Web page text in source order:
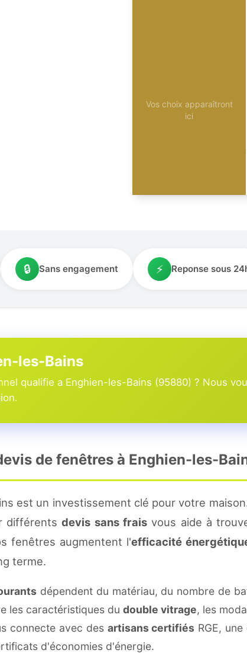
Vos choix apparaîtront
ici
🔒 Sans engagement ⚡ Reponse sous
les-Bains
qualifie a Enghien-les-Bains (95880) ? Nous
de fenêtres à Enghien-les-
est un investissement clé pour votre
différentsdevis sans frais vous aide à
fenêtres augmentent l'efficacité
terme.
dépendent du matériau, du nombre de
les caractéristiques du double vitrage, les
connecte avec des artisans certifiés RGE,
d'économies d'énergie.